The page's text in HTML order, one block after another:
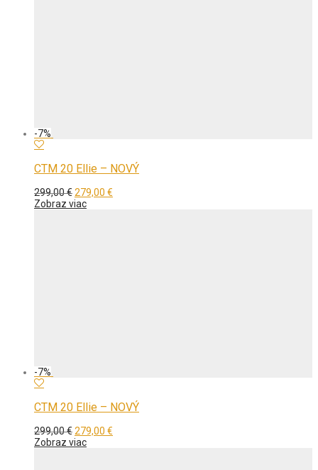
-7%
CTM 20 Ellie – NOVÝ
299,00€Pôvodná
cena
279,00 €
Zobraz viac
-7%
CTM 20 Ellie – NOVÝ
299,00€Pôvodná
cena
279,00 €
Zobraz viac